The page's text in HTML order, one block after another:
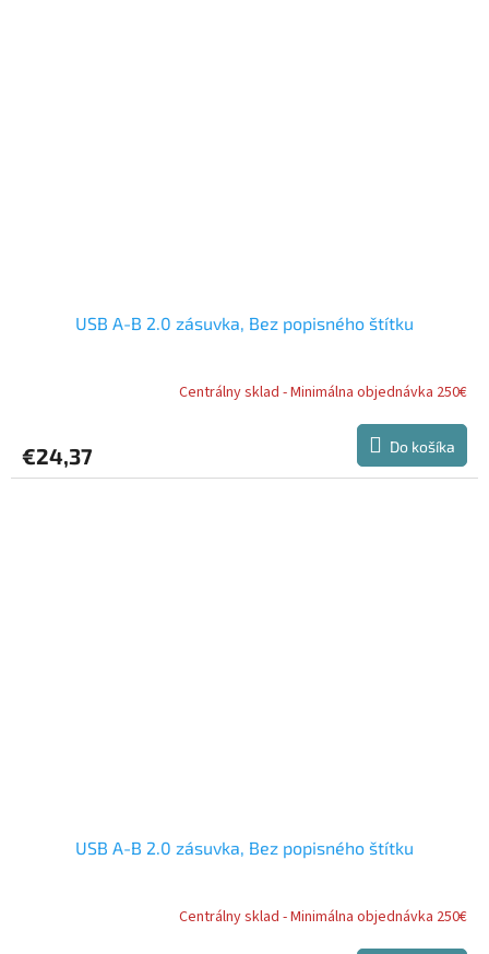
USB A-B 2.0 zásuvka, Bez popisného štítku
Centrálny sklad - Minimálna objednávka 250€
€24,37 Do košíka
USB A-B 2.0 zásuvka, Bez popisného štítku
Centrálny sklad - Minimálna objednávka 250€